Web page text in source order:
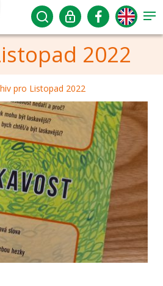
2022
pro Listopad 2022